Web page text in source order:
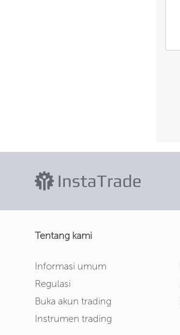
Tentang kami
Informasi umum
Regulasi
Buka akun trading
Instrumen trading